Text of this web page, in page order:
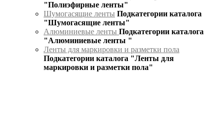
"Полиэфирные ленты"
Шумогасящие ленты Подкатегории каталога
"Шумогасящие ленты"
Алюминиевые ленты Подкатегории каталога
"Алюминиевые ленты "
Ленты для маркировки и разметки пола
Подкатегории каталога "Ленты для
маркировки и разметки пола"